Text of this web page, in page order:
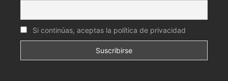
Si continúas, aceptas la política de privacidad